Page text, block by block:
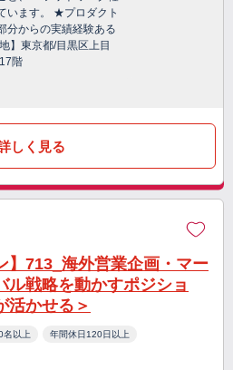
います。 ★プロダクト
分からの実績経験ある
】東京都/目黒区上目
階
しく見る
】713_海外営業企画・マー
ル戦略を動かすポジショ
活かせる＞
名以上 年間休日120日以上